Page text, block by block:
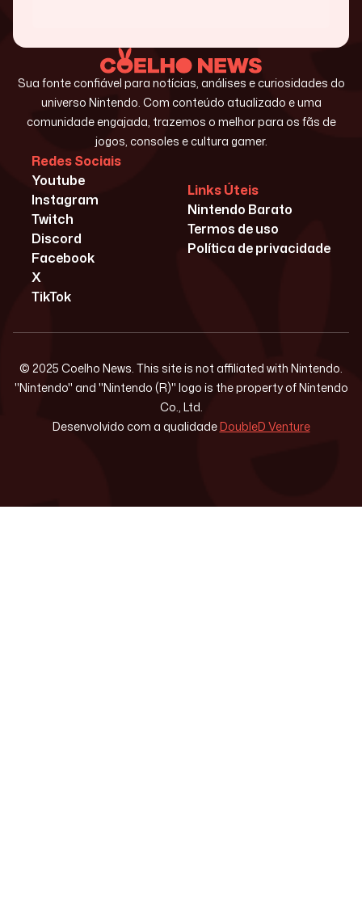
Sua fonte confiável para notícias, análises e curiosidades do
universo Nintendo. Com conteúdo atualizado e uma
comunidade engajada, trazemos o melhor para os fãs de
jogos, consoles e cultura gamer.
Redes Sociais
Youtube
Instagram
Twitch
Discord
Facebook
X
TikTok
Links Úteis
Nintendo Barato
Termos de uso
Política de privacidade
© 2025 Coelho News. This site is not affiliated with Nintendo.
"Nintendo" and "Nintendo (R)" logo is the property of Nintendo
Co., Ltd.
Desenvolvido com a qualidadeDoubleD Venture